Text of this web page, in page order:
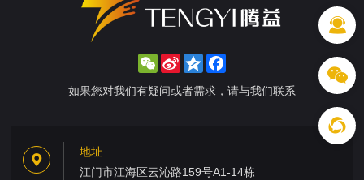
WeChat
Sina
Weibo
Qzone
如果您对我们有疑问或者需求，请与我们联系
地址
江门市江海区云沁路159号A1-14栋